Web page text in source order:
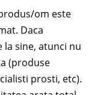
om este
Daca
la sine, atunci nu
(produse
prosti, etc).